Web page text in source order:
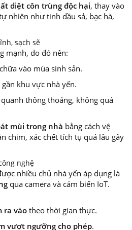
diệt côn trùng độc hại, thay vào
nhiên như tinh dầu sả, bạc hà,
sạch sẽ
mạnh, do đó nên:
vào mùa sinh sản.
khu vực nhà yến.
thông thoáng, không quá
mùi trong nhà bằng cách vệ
chim, xác chết tích tụ quá lâu gây
nghệ
nhiều chủ nhà yến áp dụng là
qua camera và cảm biến IoT.
ra vào theo thời gian thực.
vượt ngưỡng cho phép.